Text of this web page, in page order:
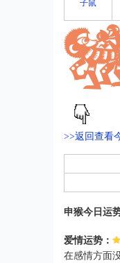
子鼠
>>返回查看
申猴今日运
爱情运势：
在感情方面